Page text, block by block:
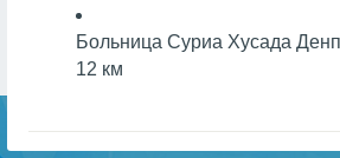
Больница Суриа Хусада
12 км